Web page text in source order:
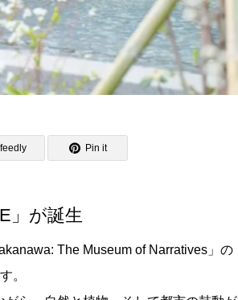
feedly Pin it
」が誕生
The Museum of Narratives」の
。